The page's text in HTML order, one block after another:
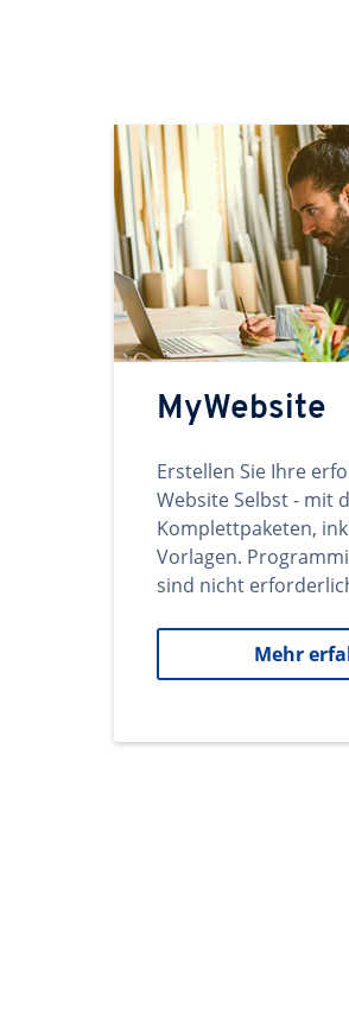
MyWebsite
Erstellen Sie Ihre
Website Selbst - mit
Komplettpaketen,
Vorlagen.
sind nicht
Mehr